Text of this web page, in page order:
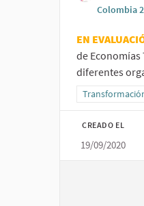
Colombia
EN
de
diferentes
Resultados al
CREADO EL
19/09/2020